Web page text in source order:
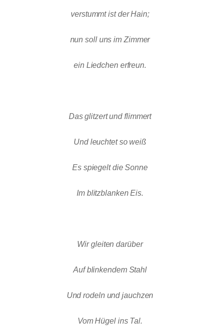
verstummt ist der Hain;
nun soll uns im Zimmer
ein Liedchen erfreun.
Das glitzert und flimmert
Und leuchtet so weiß
Es spiegelt die Sonne
Im blitzblanken Eis.
Wir gleiten darüber
Auf blinkendem Stahl
Und rodeln und jauchzen
Vom Hügel ins Tal.